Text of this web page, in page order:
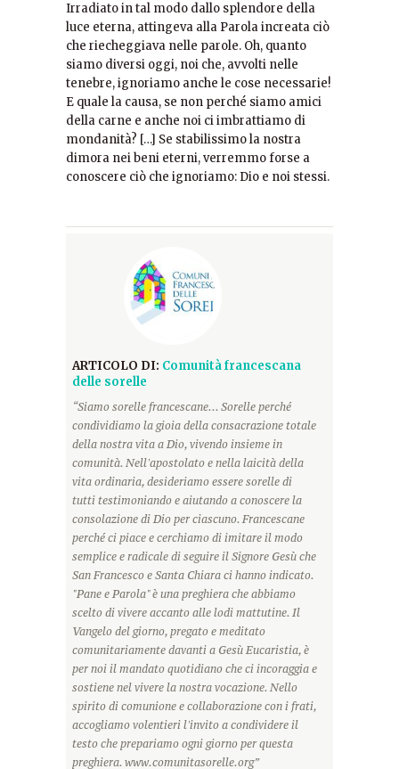
Irradiato in tal modo dallo splendore della
luce eterna, attingeva alla Parola increata ciò
che riecheggiava nelle parole. Oh, quanto
siamo diversi oggi, noi che, avvolti nelle
tenebre, ignoriamo anche le cose necessarie!
E quale la causa, se non perché siamo amici
della carne e anche noi ci imbrattiamo di
mondanità? […] Se stabilissimo la nostra
dimora nei beni eterni, verremmo forse a
conoscere ciò che ignoriamo: Dio e noi stessi.
ARTICOLO DI: Comunità francescana
delle sorelle
“Siamo sorelle francescane... Sorelle perché
condividiamo la gioia della consacrazione totale
della nostra vita a Dio, vivendo insieme in
comunità. Nell'apostolato e nella laicità della
vita ordinaria, desideriamo essere sorelle di
tutti testimoniando e aiutando a conoscere la
consolazione di Dio per ciascuno. Francescane
perché ci piace e cerchiamo di imitare il modo
semplice e radicale di seguire il Signore Gesù che
San Francesco e Santa Chiara ci hanno indicato.
"Pane e Parola" è una preghiera che abbiamo
scelto di vivere accanto alle lodi mattutine. Il
Vangelo del giorno, pregato e meditato
comunitariamente davanti a Gesù Eucaristia, è
per noi il mandato quotidiano che ci incoraggia e
sostiene nel vivere la nostra vocazione. Nello
spirito di comunione e collaborazione con i frati,
accogliamo volentieri l'invito a condividere il
testo che prepariamo ogni giorno per questa
preghiera. www.comunitasorelle.org”